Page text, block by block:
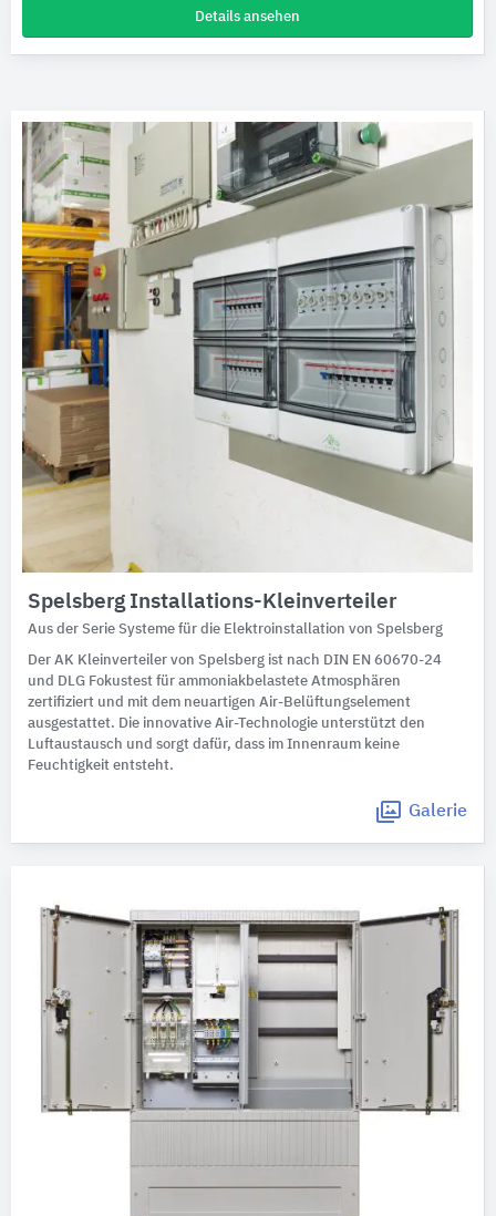
Details ansehen
Spelsberg Installations-Kleinverteiler
Aus der Serie Systeme für die Elektroinstallation von Spelsberg
Der AK Kleinverteiler von Spelsberg ist nach DIN EN 60670-24
und DLG Fokustest für ammoniakbelastete Atmosphären
zertifiziert und mit dem neuartigen Air-Belüftungselement
ausgestattet. Die innovative Air-Technologie unterstützt den
Luftaustausch und sorgt dafür, dass im Innenraum keine
Feuchtigkeit entsteht.
Galerie